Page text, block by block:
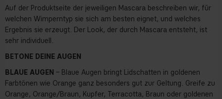
Auf der Produktseite der jeweiligen Mascara beschreiben wir, für
welchen Wimperntyp sie sich am besten eignet, und welches
Ergebnis sie erzeugt. Der Look, der durch Mascara entsteht, ist
sehr individuell.
BETONE DEINE AUGEN
BLAUE AUGEN – Blaue Augen bringt Lidschatten in goldenen
Farbtönen wie Orange ganz besonders gut zur Geltung. Greife zu
Orange, Orange/Braun, Kupfer, Terracotta, Braun oder goldenen